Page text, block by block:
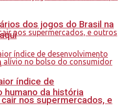
nos supermercados, e
dos jogos do Brasil na
índice de
humano da história